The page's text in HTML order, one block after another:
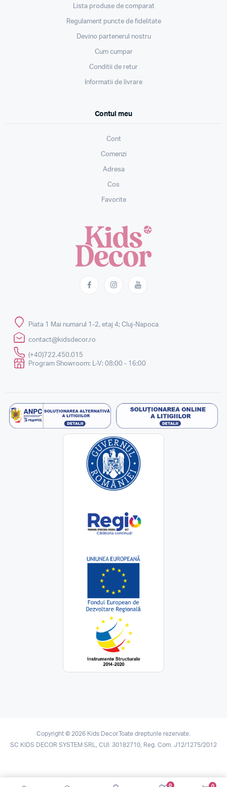
0 0
Lista produse de comparat
Regulament puncte de fidelitate
Devino partenerul nostru
Cum cumpar
Conditii de retur
Informatii de livrare
Contul meu
Cont
Comenzi
Adresa
Cos
Favorite
Piata 1 Mai numarul 1-2, etaj 4; Cluj-Napoca
contact@kidsdecor.ro
(+40)722.450.015
Program Showroom: L-V: 08:00 - 16:00
Copyright © 2026 Kids Decor.Toate drepturile rezervate.
SC KIDS DECOR SYSTEM SRL, CUI: 30182710, Reg. Com. J12/1275/2012